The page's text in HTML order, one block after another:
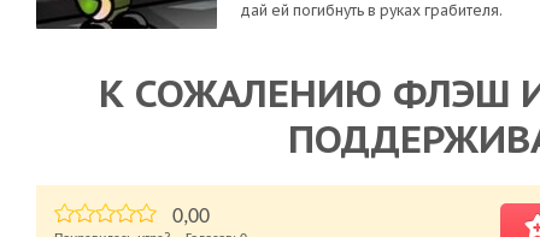
дай ей погибнуть в руках грабителя.
К СОЖАЛЕНИЮ ФЛЭШ
0,00